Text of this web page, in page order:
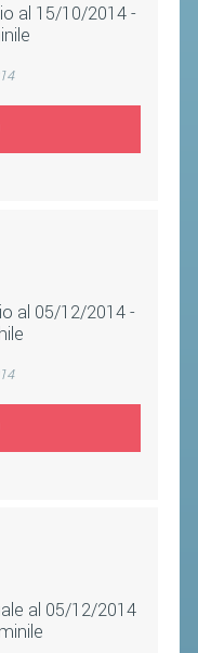
al 15/10/2014 -
al 05/12/2014 -
al 05/12/2014
E RICERCA
ASSOCIAZIONI